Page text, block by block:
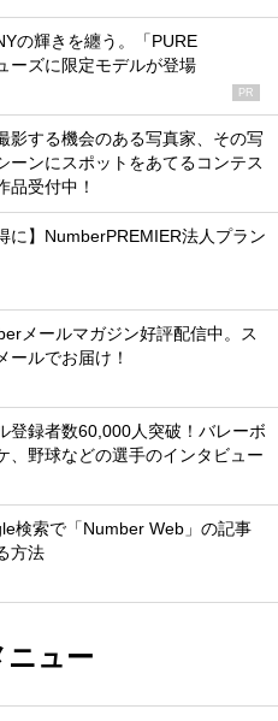
の輝きを纏う。「PURE
ーズに限定モデルが登場
PR
影する機会のある写真家、その写
ーンにスポットをあてるコンテス
品受付中！
に】NumberPREMIER法人プラン
メールマガジン好評配信中。ス
ールでお届け！
登録者数60,000人突破！バレーボ
、野球などの選手のインタビュー
検索で「Number Web」の記事
方法
ニュー